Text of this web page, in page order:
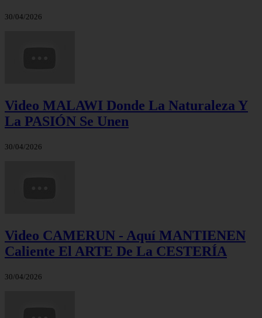
30/04/2026
Video MALAWI Donde La Naturaleza Y
La PASIÓN Se Unen
30/04/2026
Video CAMERUN - Aquí MANTIENEN
Caliente El ARTE De La CESTERÍA
30/04/2026